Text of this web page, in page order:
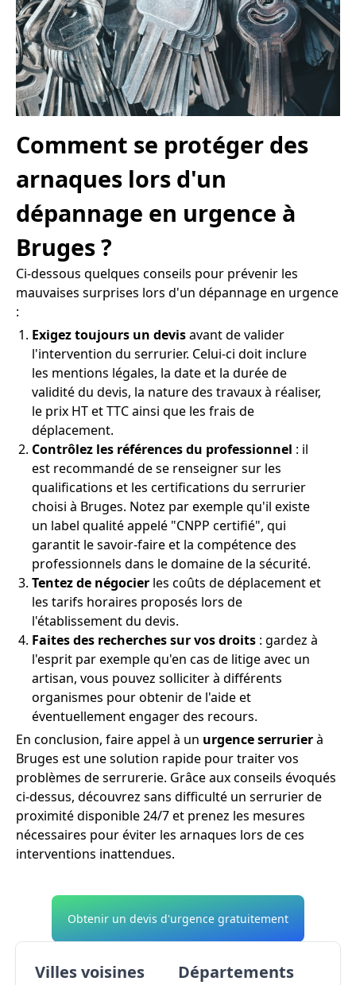
Comment se protéger des
arnaques lors d'un
dépannage en urgence à
Bruges ?
Ci-dessous quelques conseils pour prévenir les
mauvaises surprises lors d'un dépannage en urgence
:
Exigez toujours un devisavant de valider
l'intervention du serrurier. Celui-ci doit inclure
les mentions légales, la date et la durée de
validité du devis, la nature des travaux à réaliser,
le prix HT et TTC ainsi que les frais de
déplacement.
Contrôlez les références du professionnel : il
est recommandé de se renseigner sur les
qualifications et les certifications du serrurier
choisi à Bruges. Notez par exemple qu'il existe
un label qualité appelé "CNPP certifié", qui
garantit le savoir-faire et la compétence des
professionnels dans le domaine de la sécurité.
Tentez de négocier les coûts de déplacement et
les tarifs horaires proposés lors de
l'établissement du devis.
Faites des recherches sur vos droits : gardez à
l'esprit par exemple qu'en cas de litige avec un
artisan, vous pouvez solliciter à différents
organismes pour obtenir de l'aide et
éventuellement engager des recours.
En conclusion, faire appel à un urgence serrurierà
Bruges est une solution rapide pour traiter vos
problèmes de serrurerie. Grâce aux conseils évoqués
ci-dessus, découvrez sans difficulté un serrurier de
proximité disponible 24/7 et prenez les mesures
nécessaires pour éviter les arnaques lors de ces
interventions inattendues.
Obtenir un devis d'urgence gratuitement
Villes voisines Départements